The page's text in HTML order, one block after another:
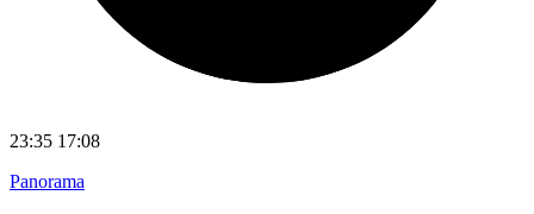
23:35 17:08
Panorama